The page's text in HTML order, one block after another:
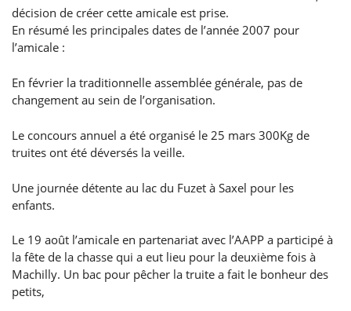
décision de créer cette amicale est prise.
En résumé les principales dates de l’année 2007 pour
l’amicale :
En février la traditionnelle assemblée générale, pas de
changement au sein de l’organisation.
Le concours annuel a été organisé le 25 mars 300Kg de
truites ont été déversés la veille.
Une journée détente au lac du Fuzet à Saxel pour les
enfants.
Le 19 août l’amicale en partenariat avec l’AAPP a participé à
la fête de la chasse qui a eut lieu pour la deuxième fois à
Machilly. Un bac pour pêcher la truite a fait le bonheur des
petits,